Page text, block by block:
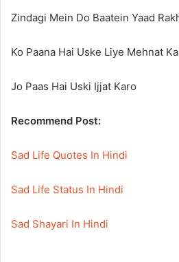
Zindagi Mein Do Baatein Yaad
Ko Paana Hai Uske Liye Mehnat
Jo Paas Hai Uski Ijjat Karo
Recommend Post:
Sad Life Quotes In Hindi
Sad Life Status In Hindi
Sad Shayari In Hindi